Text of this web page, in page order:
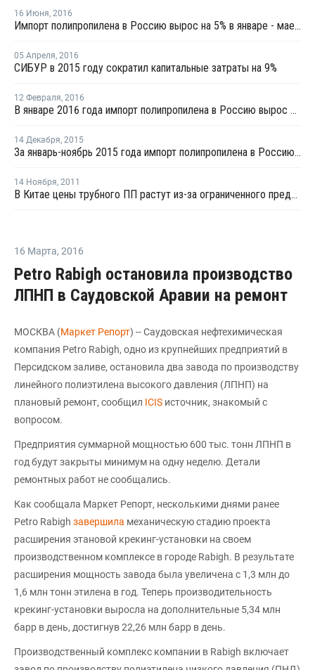
16 Июня, 2016
Импорт полипропилена в Россию вырос на 5% в январе - мае 2016 года
05 Апреля, 2016
СИБУР в 2015 году сократил капитальные затраты на 9%
12 Февраля, 2016
В январе 2016 года импорт полипропилена в Россию вырос на 27%
14 Декабря, 2015
За январь-ноябрь 2015 года импорт полипропилена в Россию сократился на 19%
14 Ноября, 2011
В Китае цены трубного ПП растут из-за ограниченного предложения
16 Марта, 2016
Petro Rabigh остановила производство
ЛПНП в Саудовской Аравии на ремонт
МОСКВА (Маркет Репорт) -- Саудовская нефтехимическая
компания Petro Rabigh, одно из крупнейших предприятий в
Персидском заливе, остановила два завода по производству
линейного полиэтилена высокого давления (ЛПНП) на
плановый ремонт, сообщил ICIS источник, знакомый с
вопросом.
Предприятия суммарной мощностью 600 тыс. тонн ЛПНП в
год будут закрыты минимум на одну неделю. Детали
ремонтных работ не сообщались.
Как сообщала Маркет Репорт, несколькими днями ранее
Petro Rabigh завершила механическую стадию проекта
расширения этановой крекинг-установки на своем
производственном комплексе в городе Rabigh. В результате
расширения мощность завода была увеличена с 1,3 млн до
1,6 млн тонн этилена в год. Теперь производительность
крекинг-установки выросла на дополнительные 5,34 млн
барр в день, достигнув 22,26 млн барр в день.
Производственный комплекс компании в Rabigh включает